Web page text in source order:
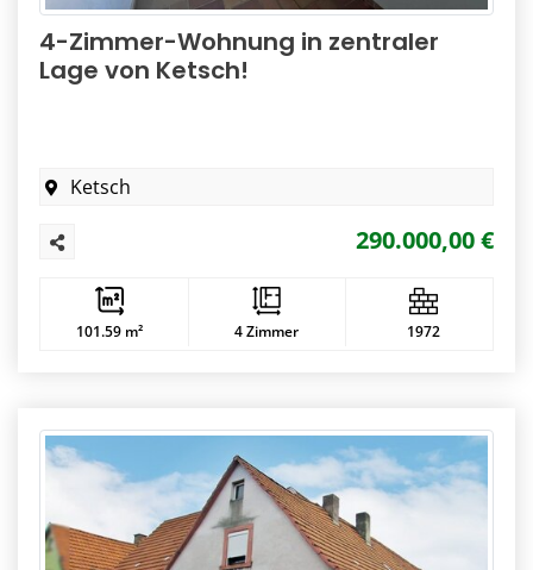
4-Zimmer-Wohnung in zentraler
Lage von Ketsch!
Ketsch
290.000,00 €
101.59 m² 4 Zimmer 1972